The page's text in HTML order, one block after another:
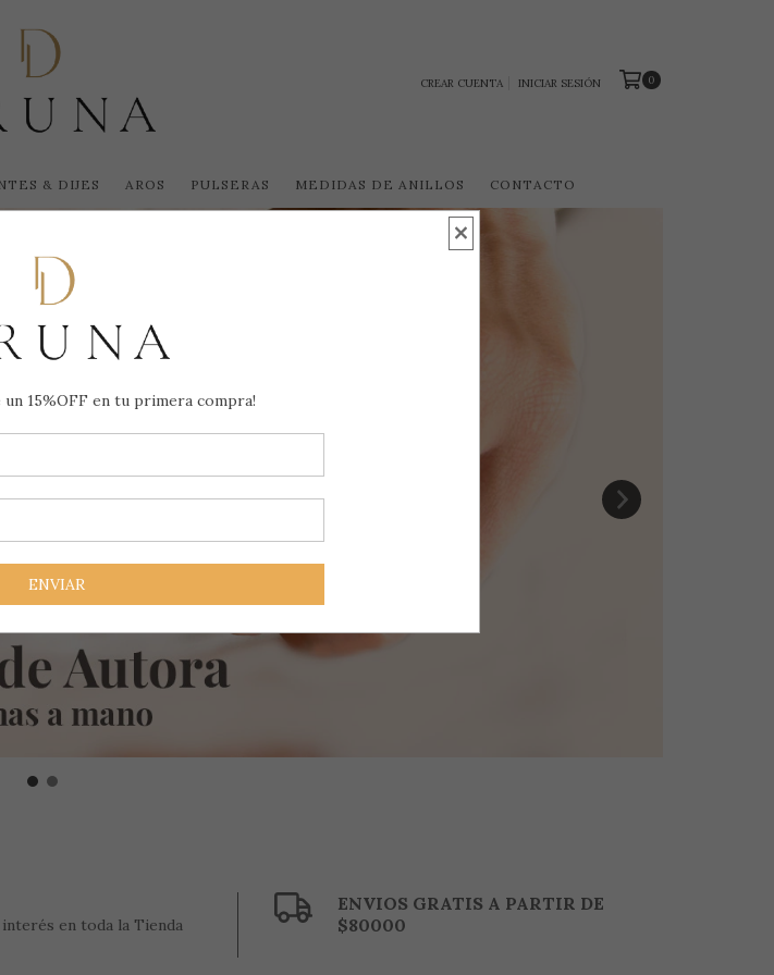
CREAR CUENTA INICIAR SESIÓN 0
& DIJES AROS PULSERAS MEDIDAS DE ANILLOS CONTACTO
en toda la Tienda
ENVIOS GRATIS A PARTIR DE
$80000
un 15%OFF en tu primera compra!